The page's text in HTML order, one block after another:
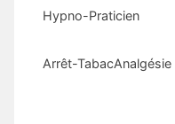
Hypno-Praticien
Arrêt-TabacAnalgésie